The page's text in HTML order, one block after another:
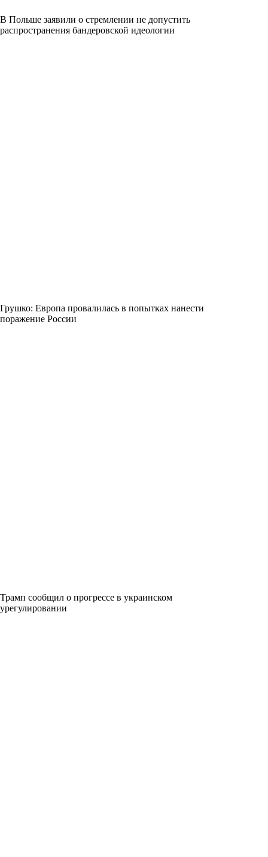
В Польше заявили о стремлении не допустить
распространения бандеровской идеологии
Грушко: Европа провалилась в попытках нанести
поражение России
Трамп сообщил о прогрессе в украинском
урегулировании